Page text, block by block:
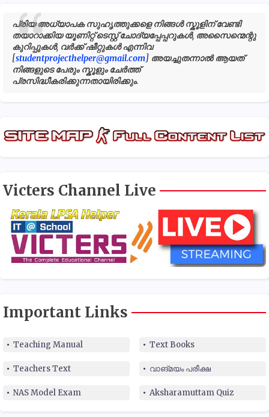
പ്രിയ അധ്യാപക സുഹൃത്തുക്കളെ നിങ്ങൾ സ്കൂളിന് വേണ്ടി
തയാറാക്കിയ യൂണിറ്റ് ടെസ്റ്റ് ചോദ്യപ്പേപ്പറുകൾ, അസൈന്മെന്റു
കുറിപ്പുകൾ, വർക്ക് ഷീറ്റുകൾ എന്നിവ
[studentprojecthelper@gmail.com] അയച്ചുതന്നാൽ ആയത്
നിങ്ങളുടെ പേരും സ്കൂളും ചേർത്ത്
പ്രസിദ്ധീകരിക്കുന്നതായിരിക്കും.
Victers Channel Live
Important Links
Teaching Manual Text Books
Teachers Text വാങ്മയം പരീക്ഷ
NAS Model Exam Aksharamuttam Quiz